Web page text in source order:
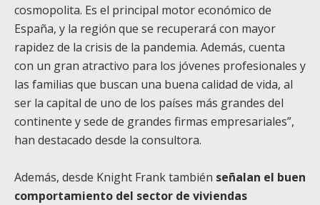
cosmopolita. Es el principal motor económico de
España, y la región que se recuperará con mayor
rapidez de la crisis de la pandemia. Además, cuenta
con un gran atractivo para los jóvenes profesionales y
las familias que buscan una buena calidad de vida, al
ser la capital de uno de los países más grandes del
continente y sede de grandes firmas empresariales”,
han destacado desde la consultora.
Además, desde Knight Frank también señalan el buen
comportamiento del sector de viviendas